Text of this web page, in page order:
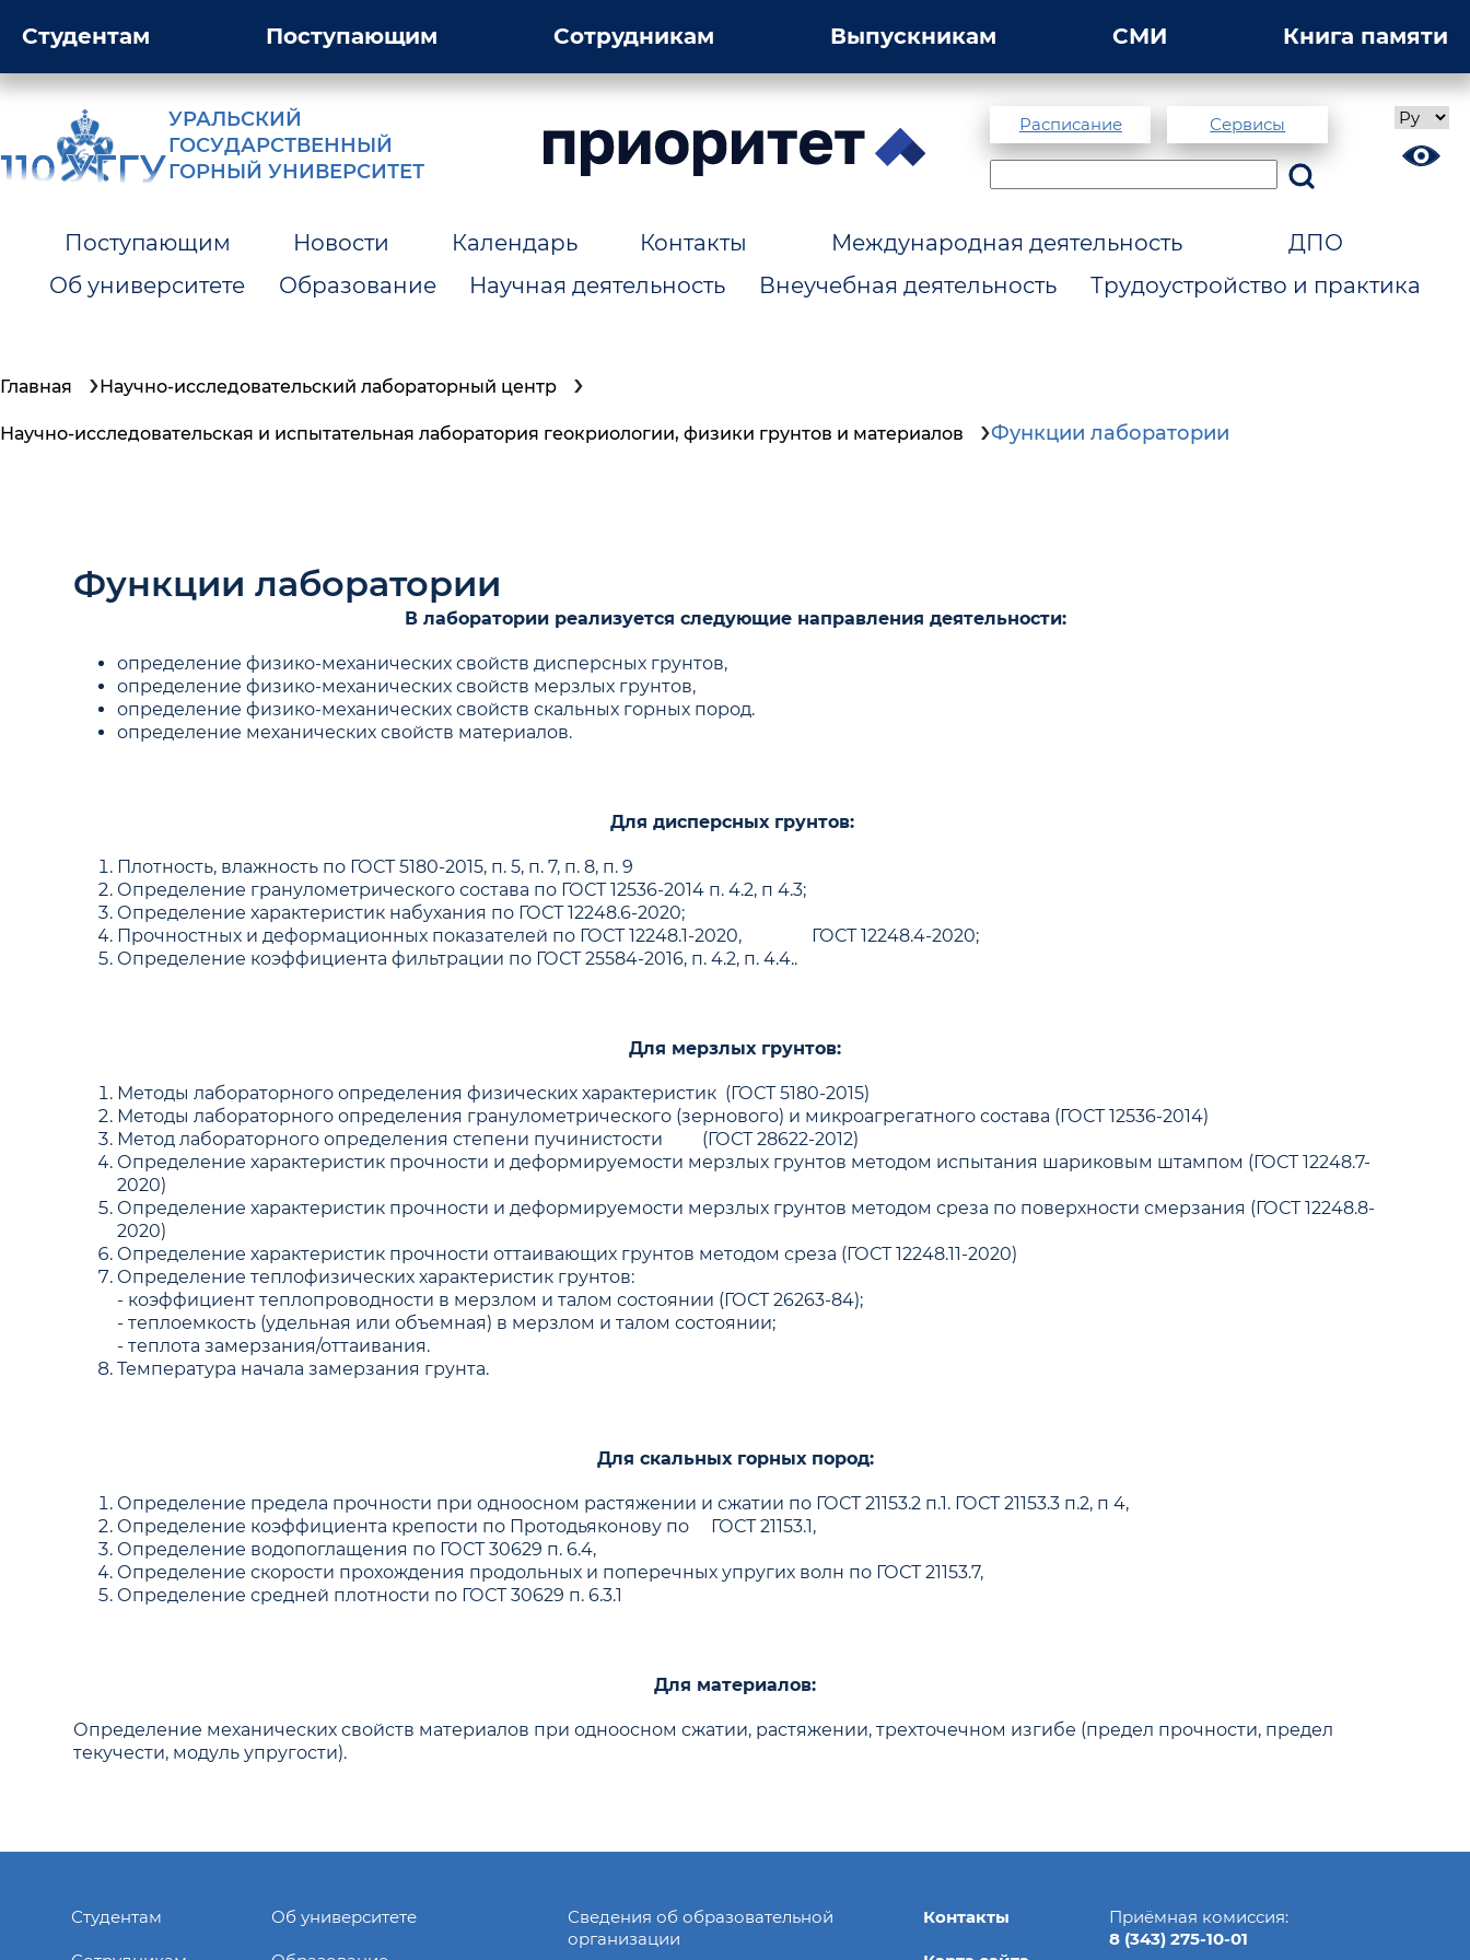
Студентам Поступающим Сотрудникам Выпускникам СМИ Книга памяти
УРАЛЬСКИЙ
ГОСУДАРСТВЕННЫЙ
ГОРНЫЙ УНИВЕРСИТЕТ
Расписание Сервисы
Поступающим Новости Календарь Контакты Международная деятельность
ДПО
Об университете
Образование Научная деятельность Внеучебная деятельность Трудоустройство и практика
Главная Научно-исследовательский лабораторный центр
Научно-исследовательская и испытательная лаборатория геокриологии, физики грунтов и материалов Функции лаборатории
Функции лаборатории
В лаборатории реализуется следующие направления деятельности:
определение физико-механических свойств дисперсных грунтов,
определение физико-механических свойств мерзлых грунтов,
определение физико-механических свойств скальных горных пород.
определение механических свойств материалов.
Для дисперсных грунтов:
Плотность, влажность по ГОСТ 5180-2015, п. 5, п. 7, п. 8, п. 9
Определение гранулометрического состава по ГОСТ 12536-2014 п. 4.2, п 4.3;
Определение характеристик набухания по ГОСТ 12248.6-2020;
Прочностных и деформационных показателей по ГОСТ 12248.1-2020, ГОСТ 12248.4-2020;
Определение коэффициента фильтрации по ГОСТ 25584-2016, п. 4.2, п. 4.4..
Для мерзлых грунтов:
Методы лабораторного определения физических характеристик (ГОСТ 5180-2015)
Методы лабораторного определения гранулометрического (зернового) и микроагрегатного состава (ГОСТ 12536-2014)
Метод лабораторного определения степени пучинистости (ГОСТ 28622-2012)
Определение характеристик прочности и деформируемости мерзлых грунтов методом испытания шариковым штампом (ГОСТ 12248.7-
2020)
Определение характеристик прочности и деформируемости мерзлых грунтов методом среза по поверхности смерзания (ГОСТ 12248.8-
2020)
Определение характеристик прочности оттаивающих грунтов методом среза (ГОСТ 12248.11-2020)
Определение теплофизических характеристик грунтов:
- коэффициент теплопроводности в мерзлом и талом состоянии (ГОСТ 26263-84);
- теплоемкость (удельная или объемная) в мерзлом и талом состоянии;
- теплота замерзания/оттаивания.
Температура начала замерзания грунта.
Для скальных горных пород:
Определение предела прочности при одноосном растяжении и сжатии по ГОСТ 21153.2 п.1. ГОСТ 21153.3 п.2, п 4,
Определение коэффициента крепости по Протодьяконову по ГОСТ 21153.1,
Определение водопоглащения по ГОСТ 30629 п. 6.4,
Определение скорости прохождения продольных и поперечных упругих волн по ГОСТ 21153.7,
Определение средней плотности по ГОСТ 30629 п. 6.3.1
Для материалов:
Определение механических свойств материалов при одноосном сжатии, растяжении, трехточечном изгибе (предел прочности, предел
текучести, модуль упругости).
Студентам Об университете
Сведения об образовательной
организации
Контакты
Приёмная комиссия:
8 (343) 275-10-01